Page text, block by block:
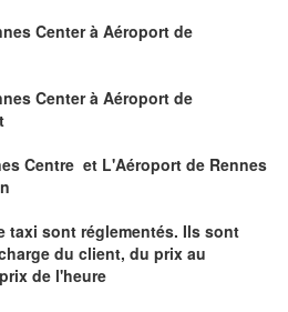
Center à Aéroport de
Center à Aéroport de
Centre et L'Aéroport de Rennes
taxi sont réglementés. Ils sont
du client, du prix au
de l'heure